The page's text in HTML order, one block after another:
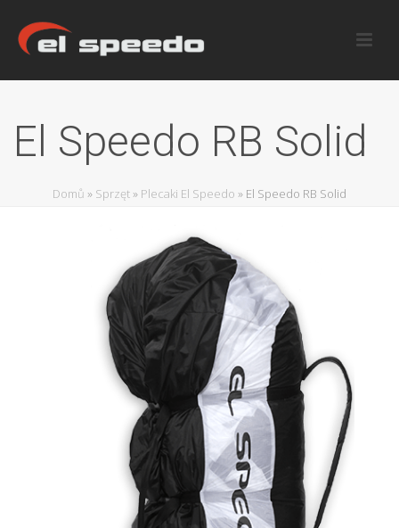
El Speedo RB Solid
Domů » Sprzęt » Plecaki El Speedo » El Speedo RB Solid